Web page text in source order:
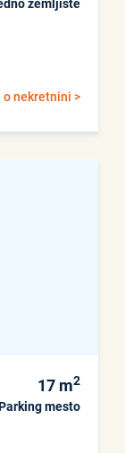
zemljište
o nekretnini >
17 m2
mesto